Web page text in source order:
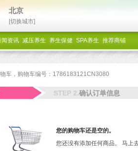
北京
[切换城市]
闻资讯 减压养生 养生保健 SPA养生 推荐商铺
车，购物车编号：1786183121CN3080
STEP 2.确认订单信息
您的购物车还是空的。
您还没有添加任何商品。 马上